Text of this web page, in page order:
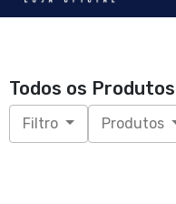
Todos os Produtos
Filtro Produtos